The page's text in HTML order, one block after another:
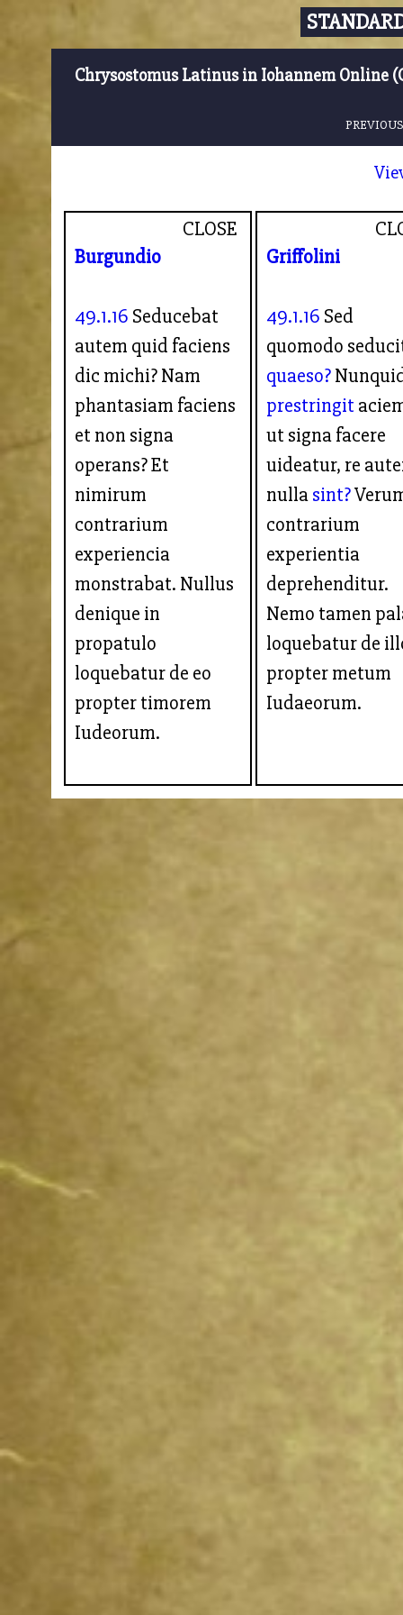
Chrysostomus Latinus in Iohannem Online
CLOSE
Burgundio
49.1.16 Seducebat
autem quid faciens
dic michi? Nam
phantasiam faciens
et non signa
operans? Et
nimirum
contrarium
experiencia
monstrabat. Nullus
denique in
propatulo
loquebatur de eo
propter timorem
Iudeorum.
Griffolini
49.1.16 Sed
quomodo
quaeso?
prestringit
ut signa facere
uideatur, re
nullasint?
contrarium
experientia
deprehenditur.
Nemo tamen
loquebatur de
propter metum
Iudaeorum.